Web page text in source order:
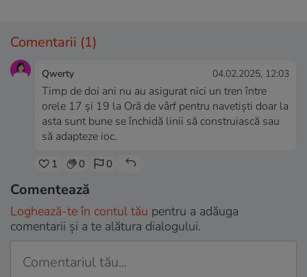
Comentarii (1)
Qwerty 04.02.2025, 12:03
Timp de doi ani nu au asigurat nici un tren între
orele 17 și 19 la Oră de vârf pentru navetiști doar la
asta sunt bune se închidă linii să construiască sau
să adapteze ioc.
1 0 0
Comentează
Loghează-te în contul tău pentru a adăuga
comentarii și a te alătura dialogului.